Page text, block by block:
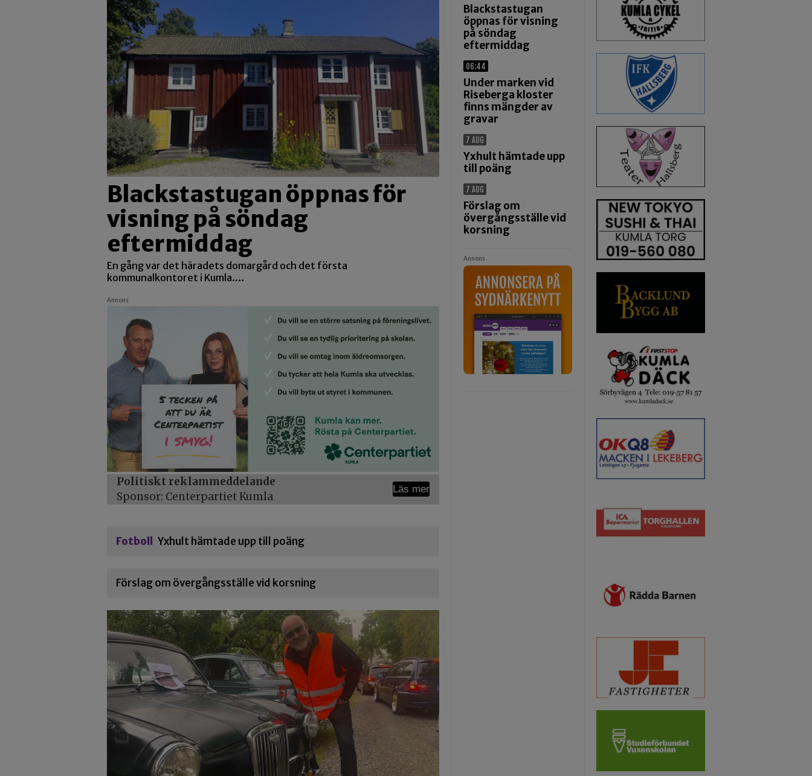
Blackstastugan öppnas för
visning på söndag
eftermiddag
En gång var det häradets domargård och det första
kommunalkontoret i Kumla.…
Annons
Politiskt reklammeddelande
Sponsor: Centerpartiet Kumla
Läs mer
Fotboll Yxhult hämtade upp till poäng
Förslag om övergångsställe vid korsning
Blackstastugan
öppnas för visning
på söndag
eftermiddag
06:44
Under marken vid
Riseberga kloster
finns mängder av
gravar
7 AUG
Yxhult hämtade upp
till poäng
7 AUG
Förslag om
övergångsställe vid
korsning
Annons